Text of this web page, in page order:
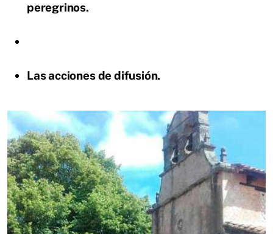
peregrinos.
Las acciones de difusión.